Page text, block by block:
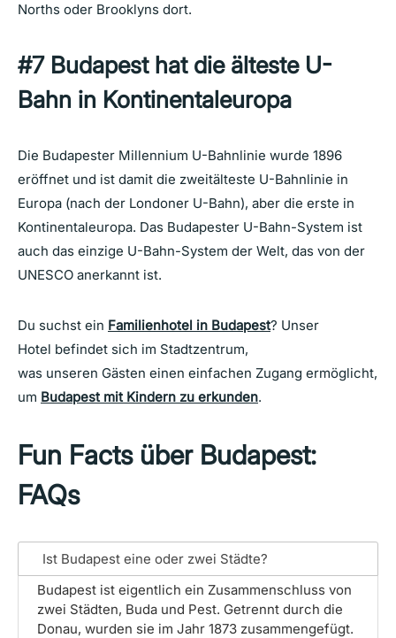
Norths oder Brooklyns dort.
#7 Budapest hat die ältesteU-
Bahn in Kontinentaleuropa
Die Budapester Millennium U-Bahnlinie wurde 1896
eröffnet und ist damit die zweitälteste U-Bahnlinie in
Europa (nach der Londoner U-Bahn), aber die erste in
Kontinentaleuropa. Das Budapester U-Bahn-System ist
auch das einzige U-Bahn-System der Welt, das von der
UNESCO anerkannt ist.
Du suchst ein Familienhotel in Budapest? Unser
Hotel befindet sich im Stadtzentrum,
was unseren Gästen einen einfachen Zugang ermöglicht,
um Budapest mit Kindern zu erkunden.
Fun Facts über Budapest:
FAQs
Ist Budapest eine oder zwei Städte?
Budapest ist eigentlich ein Zusammenschluss von
zwei Städten, Buda und Pest. Getrennt durch die
Donau, wurden sie im Jahr 1873 zusammengefügt.